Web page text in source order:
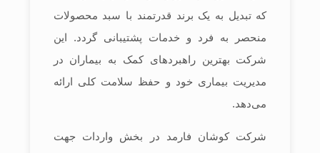
که تبدیل به یک برند قدرتمند با سبد محصولات
منحصر به فرد و خدمات پشتیبانی گردد. این
شرکت بهترین راهبردهای کمک به بیماران در
مدیریت بیماری خود و حفظ سلامت کلی ارائه
می‌دهد.
شرکت کوشان فارمد در بخش واردات جهت